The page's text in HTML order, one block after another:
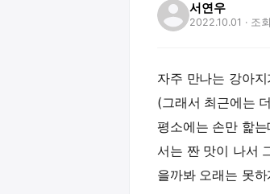
서연우
2022.10.01 · 조
자주 만나는 강아
(그래서 최근에는
평소에는 손만 핥
서는 짠 맛이 나서
을까봐 오래는 못